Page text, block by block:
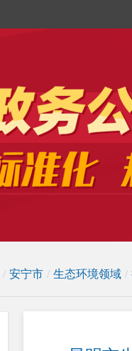
/ 安宁市 / 生态环境领域 /